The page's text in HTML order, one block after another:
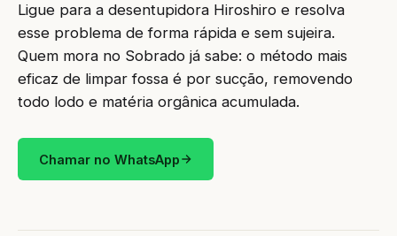
Ligue para a desentupidora Hiroshiro e resolva
esse problema de forma rápida e sem sujeira.
Quem mora no Sobrado já sabe: o método mais
eficaz de limpar fossa é por sucção, removendo
todo lodo e matéria orgânica acumulada.
Chamar no WhatsApp